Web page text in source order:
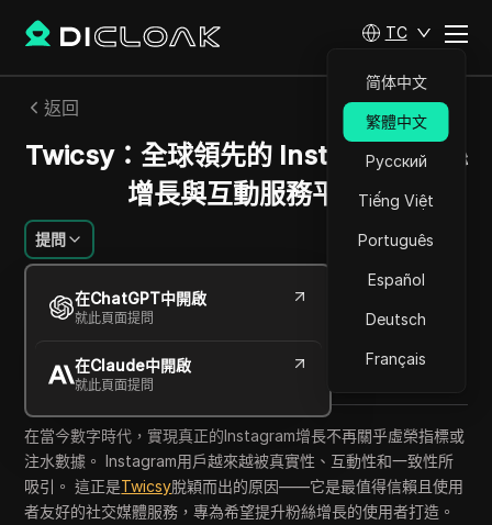
TC
简体中文
繁體中文
Русский
Tiếng Việt
Português
Español
Deutsch
Français
返回
Twicsy：全球領先的 Instagram 粉絲
增長與互動服務平臺
提問
在ChatGPT中開啟
就此頁面提問
在Claude中開啟
就此頁面提問
傑西卡沃德爾
2025年10月 4 分鐘 閱讀
Copy Link
在當今數字時代，實現真正的Instagram增長不再關乎虛榮指標或
注水數據。 Instagram用戶越來越被真實性、互動性和一致性所
吸引。 這正是Twicsy脫穎而出的原因——它是最值得信賴且使用
者友好的社交媒體服務，專為希望提升粉絲增長的使用者打造。